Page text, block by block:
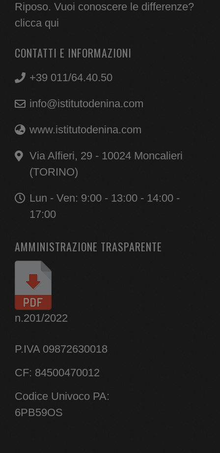
Riposo. Vuoi conoscere le differenze?
clicca qui
CONTATTI E INFORMAZIONI
+39 011/64.40.50
info@istitutodenina.com
www.istitutodenina.com
Via Alfieri, 29 - 10024 Moncalieri
(TORINO)
Lun - Ven: 9:00 - 13:00 - 14:00 -
17:00
AMMINISTRAZIONE TRASPARENTE
n.201/2022
P.IVA 09872630018
CF: 84500470012
Codice Univoco PA:
6PB59OS